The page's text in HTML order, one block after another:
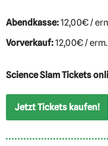
Abendkasse:12,00€ /
Vorverkauf:12,00€ /
Science Slam Tickets
Jetzt Tickets kaufen!